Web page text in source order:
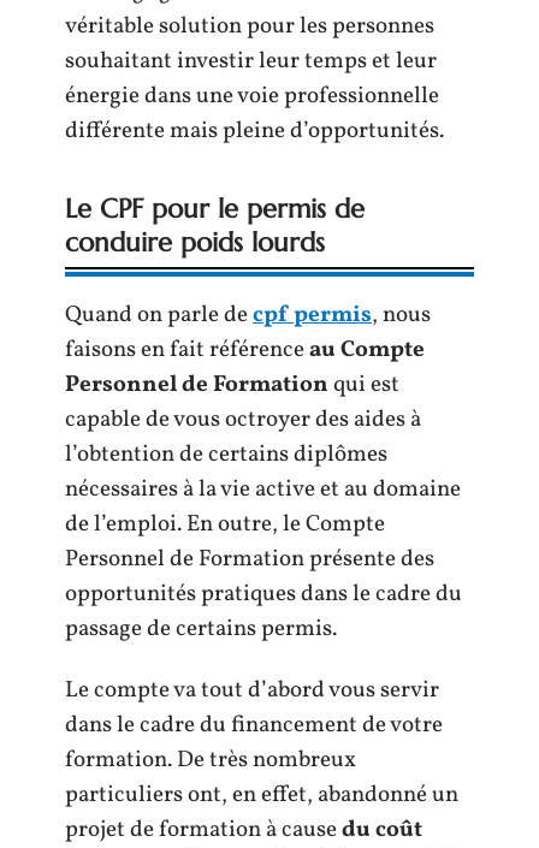
véritable solution pour les personnes
souhaitant investir leur temps et leur
énergie dans une voie professionnelle
différente mais pleine d’opportunités.
Le CPF pour le permis de
conduire poids lourds
Quand on parle decpf permis, nous
faisons en fait référenceau Compte
Personnel de Formationqui est
capable de vous octroyer des aides à
l’obtention de certains diplômes
nécessaires à la vie active et au domaine
de l’emploi. En outre, le Compte
Personnel de Formation présente des
opportunités pratiques dans le cadre du
passage de certains permis.
Le compte va tout d’abord vous servir
dans le cadre du financement de votre
formation. De très nombreux
particuliers ont, en effet, abandonné un
projet de formation à causedu coût